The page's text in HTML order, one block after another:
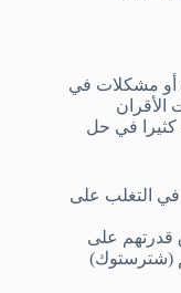
أو مشكلات في
الأقران
في حل
قدرتهم على
(شترستوك)